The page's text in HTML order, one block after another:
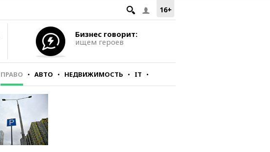
16+
Бизнес говорит:
ищем героев
ПРАВО АВТО НЕДВИЖИМОСТЬ IT